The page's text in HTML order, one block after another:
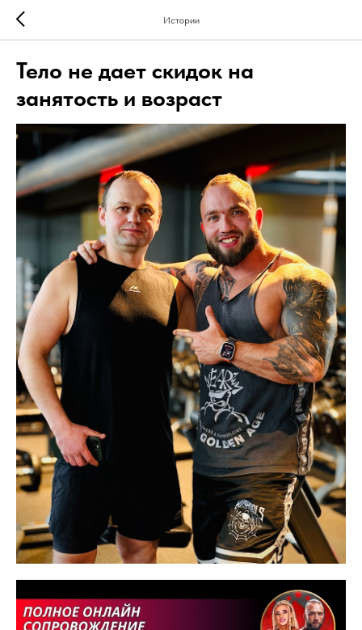
Истории
Тело не дает скидок на
занятость и возраст